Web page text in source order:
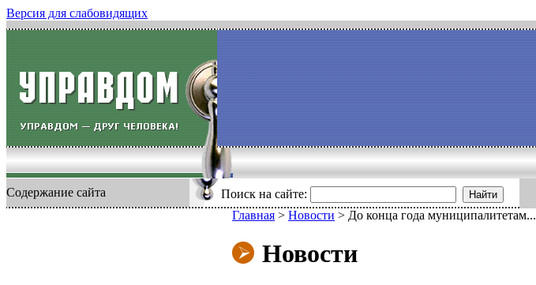
Версия для слабовидящих
Содержание сайта Поиск на сайте: Найти
Главная > Новости > До конца года муниципалитетам...
Новости